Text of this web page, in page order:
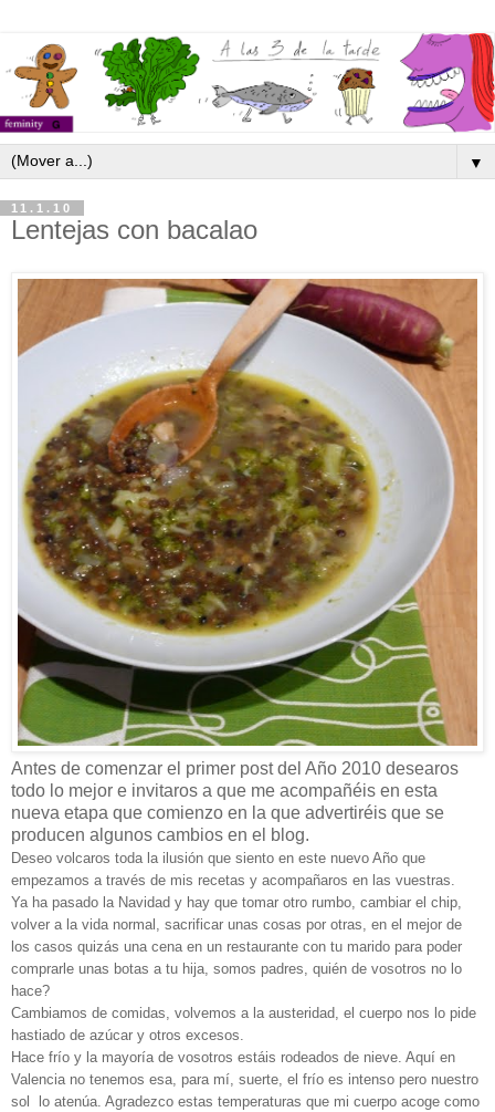
▼
11.1.10
Lentejas con bacalao
Antes de comenzar el primer post del Año 2010 desearos
todo lo mejor e invitaros a que me acompañéis en esta
nueva etapa que comienzo en la que advertiréis que se
producen algunos cambios en el blog.
Deseo volcaros toda la ilusión que siento en este nuevo Año que
empezamos a través de mis recetas y acompañaros en las vuestras.
Ya ha pasado la Navidad y hay que tomar otro rumbo, cambiar el chip,
volver a la vida normal, sacrificar unas cosas por otras, en el mejor de
los casos quizás una cena en un restaurante con tu marido para poder
comprarle unas botas a tu hija, somos padres, quién de vosotros no lo
hace?
Cambiamos de comidas, volvemos a la austeridad, el cuerpo nos lo pide
hastiado de azúcar y otros excesos.
Hace frío y la mayoría de vosotros estáis rodeados de nieve. Aquí en
Valencia no tenemos esa, para mí, suerte, el frío es intenso pero nuestro
sol lo atenúa. Agradezco estas temperaturas que mi cuerpo acoge como